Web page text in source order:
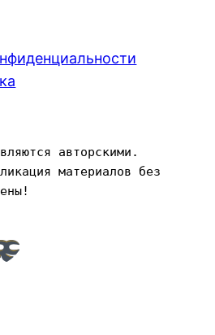
авторскими.
материалов без